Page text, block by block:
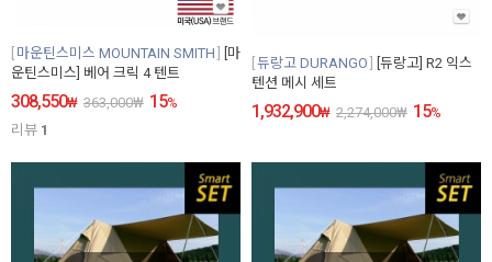
마운틴스미스 MOUNTAIN SMITH
[마
운틴스미스] 베어 크릭 4 텐트
308,550₩ 363,000₩ 15%
리뷰 1
듀랑고 DURANGO
[듀랑고] R2 익스
텐션 메시 세트
1,932,900₩ 2,274,000₩ 15%